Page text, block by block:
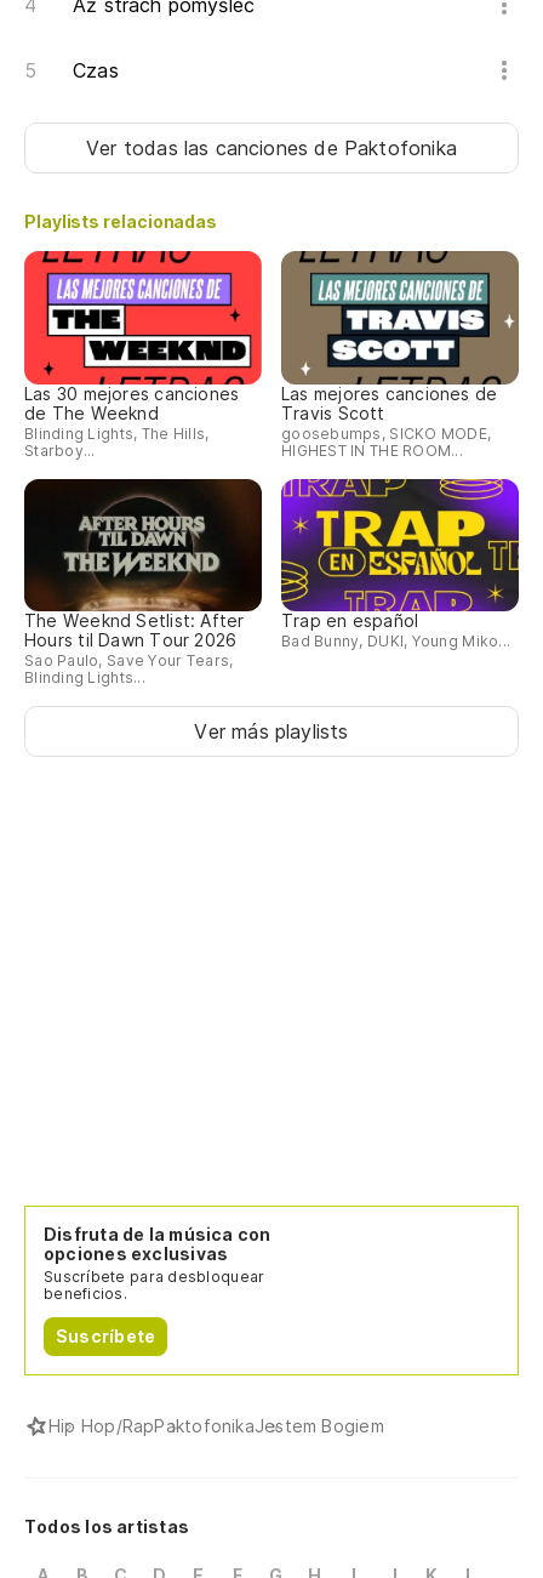
Aż strach pomyśleć
Czas
Ver todas las cancionesde Paktofonika
Playlists relacionadas
Las 30 mejores canciones
de The Weeknd
Blinding Lights, The Hills,
Starboy...
Las mejores canciones de
Travis Scott
goosebumps, SICKO MODE,
HIGHEST IN THE ROOM...
The Weeknd Setlist: After
Hours til Dawn Tour 2026
Sao Paulo, Save Your Tears,
Blinding Lights...
Trap en español
Bad Bunny, DUKI, Young Miko...
Ver más playlists
Disfruta de la música con
opciones exclusivas
Suscríbete para desbloquear
beneficios.
Suscríbete
Hip Hop/RapPaktofonikaJestem Bogiem
Todos los artistas